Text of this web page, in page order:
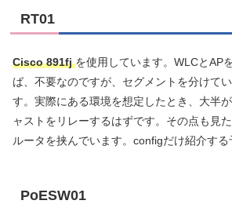
RT01
Cisco 891fjを使用しています。WLCとAP
ば、不要なのですが、セグメントを分けて
す。実際にある環境を想定したとき、大半
ャストをリレーするはずです。その点も見
ルータを挟んでいます。configだけ紹介する
PoESW01